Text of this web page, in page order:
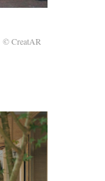
© CreatAR